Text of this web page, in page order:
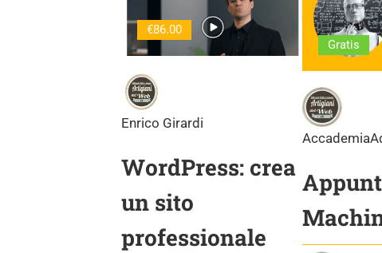
€86.00
Enrico Girardi
WordPress: crea
un sito
professionale
Gratis